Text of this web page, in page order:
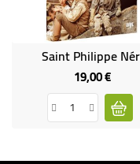
Saint Philippe
19,00 €Prix